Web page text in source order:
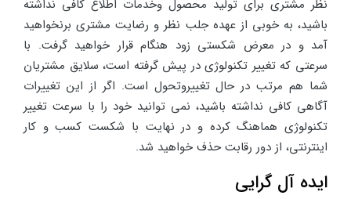
نظر مشتری برای تولید محصول وخدمات اطلاع کافی نداشته
باشید، به خوبی از عهده جلب نظر و رضایت مشتری برنخواهید
آمد و در معرض شکستی زود هنگام قرار خواهید گرفت. با
سرعتی که تغییر تکنولوژی در پیش گرفته است، سلایق مشتریان
شما هم مرتب در حال تغییروتحول است. اگر از این تغییرات
آگاهی کافی نداشته باشید، نمی توانید خود را با سرعت تغییر
تکنولوژی هماهنگ کرده و در نهایت با شکست کسب و کار
اینترنتی، از دور رقابت حذف خواهید شد.
ایده آل گرایی